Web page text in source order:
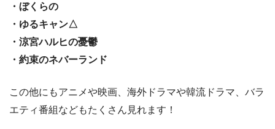
・ぼくらの
・ゆるキャン△
・涼宮ハルヒの憂鬱
・約束のネバーランド
この他にもアニメや映画、海外ドラマや韓流ドラマ、バラ
エティ番組などもたくさん見れます！